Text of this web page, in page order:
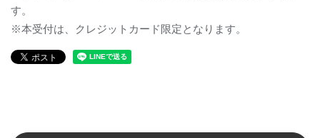
す。
※本受付は、クレジットカード限定となります。